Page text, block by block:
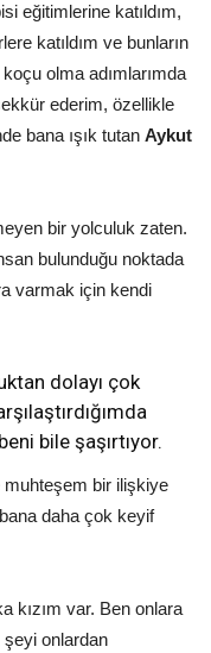
eğitimlerine katıldım,
katıldım ve bunların
olma adımlarımda
ederim, özellikle
bana ışık tutan Aykut
bir yolculuk zaten.
bulunduğu noktada
varmak için kendi
dolayı çok
bile şaşırtıyor.
bir ilişkiye
daha çok keyif
kızım var. Ben onlara
onlardan